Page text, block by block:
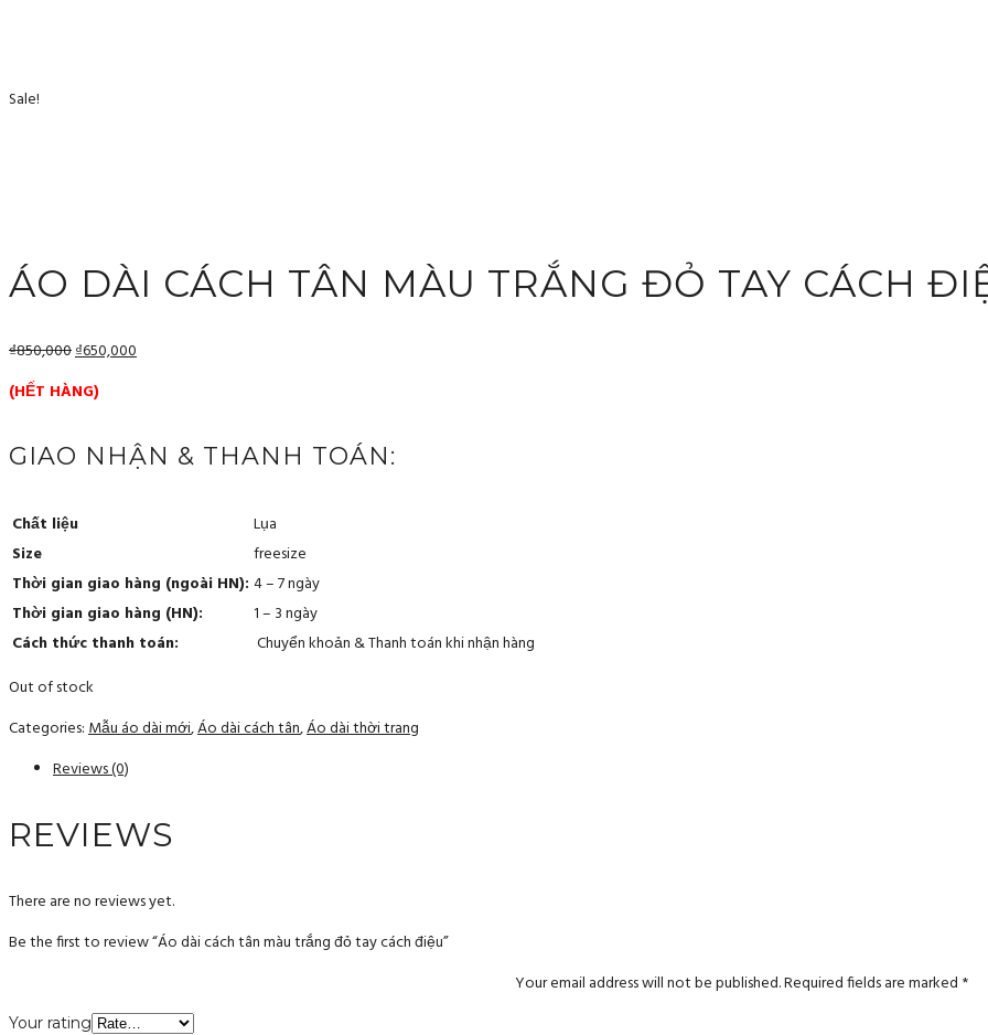
Sale!
ÁO DÀI CÁCH TÂN MÀU TRẮNG ĐỎ TAY CÁCH
₫850,000₫650,000
(HẾT HÀNG)
GIAO NHẬN & THANH TOÁN:
Chất liệu
Lụa
Size
freesize
Thời gian giao hàng (ngoài HN): 4 – 7 ngày
Thời gian giao hàng (HN):
1 – 3 ngày
Cách thức thanh toán:
Chuyển khoản & Thanh toán khi nhận hàng
Out of stock
Categories:Mẫu áo dài mới,Áo dài cách tân,Áo dài thời trang
Reviews (0)
REVIEWS
There are no reviews yet.
Be the first to review “Áo dài cách tân màu trắng đỏ tay cách điệu”
Your email address will not be published.Required fields are marked *
Your rating